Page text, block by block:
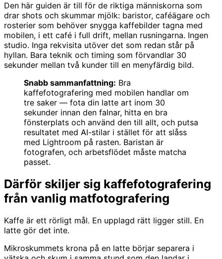
Den här guiden är till för de riktiga människorna som
drar shots och skummar mjölk: baristor, caféägare och
rosterier som behöver snygga kaffebilder tagna med
mobilen, i ett café i full drift, mellan rusningarna. Ingen
studio. Inga rekvisita utöver det som redan står på
hyllan. Bara teknik och timing som förvandlar 30
sekunder mellan två kunder till en menyfärdig bild.
Snabb sammanfattning: Bra
kaffefotografering med mobilen handlar om
tre saker — fota din latte art inom 30
sekunder innan den falnar, hitta en bra
fönsterplats och använd den till allt, och putsa
resultatet med AI-stilar i stället för att slåss
med Lightroom på rasten. Baristan är
fotografen, och arbetsflödet måste matcha
passet.
Därför skiljer sig kaffefotografering
från vanlig matfotografering
Kaffe är ett rörligt mål. En upplagd rätt ligger still. En
latte gör det inte.
Mikroskummets krona på en latte börjar separera i